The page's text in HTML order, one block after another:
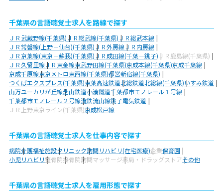
千葉県の言語聴覚士求人を路線で探す
ＪＲ武蔵野線(千葉県)ＪＲ総武線(千葉県)ＪＲ総武本線
ＪＲ常磐線(上野－仙台)(千葉県)ＪＲ外房線ＪＲ内房線
ＪＲ京葉線(東京－蘇我)(千葉県)ＪＲ成田線(千葉－銚子) ＪＲ鹿島線(千葉県)
ＪＲ久留里線ＪＲ東金線東武野田線(千葉県)京成本線(千葉県)京成千葉線
京成千原線東京メトロ東西線(千葉県)都営新宿線(千葉県)
つくばエクスプレス(千葉県)東葉高速鉄道北総鉄道北総線(千葉県)いすみ鉄道
山万ユーカリが丘線芝山鉄道小湊鐵道千葉都市モノレール１号線
千葉都市モノレール２号線流鉄流山線銚子電気鉄道
ＪＲ上野東京ライン(千葉県)京成松戸線
千葉県の言語聴覚士求人を仕事内容で探す
病院介護福祉施設クリニック訪問リハビリ(在宅医療)企業保育園
小児リハビリ整骨院接骨院訪問マッサージ薬局・ドラッグストアその他
千葉県の言語聴覚士求人を雇用形態で探す